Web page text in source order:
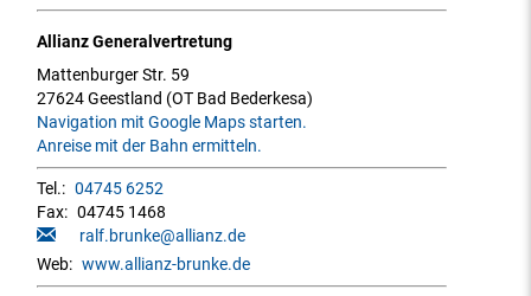
Allianz Generalvertretung
Mattenburger Str. 59
27624 Geestland (OT Bad Bederkesa)
Navigation mit Google Maps starten.
Anreise mit der Bahn ermitteln.
Tel.: 04745 6252
Fax: 04745 1468
ralf.brunke@allianz.de
Web: www.allianz-brunke.de